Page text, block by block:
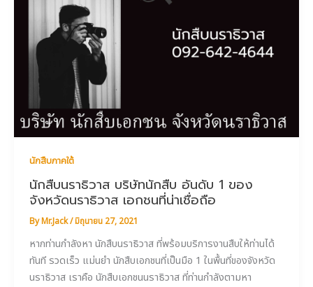
นักสืบภาคใต้
นักสืบนราธิวาส บริษัทนักสืบ อันดับ 1 ของ
จังหวัดนราธิวาส เอกชนที่น่าเชื่อถือ
ByMr.Jack/มิถุนายน 27, 2021
หากท่านกำลังหา นักสืบนราธิวาส ที่พร้อมบริการงานสืบให้ท่านได้
ทันที รวดเร็ว แม่นยำ นักสืบเอกชนที่เป็นมือ 1 ในพื้นที่ของจังหวัด
นราธิวาส เราคือ นักสืบเอกชนนราธิวาส ที่ท่านกำลังตามหา